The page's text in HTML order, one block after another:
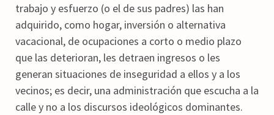
trabajo y esfuerzo (o el de sus padres) las han
adquirido, como hogar, inversión o alternativa
vacacional, de ocupaciones a corto o medio plazo
que las deterioran, les detraen ingresos o les
generan situaciones de inseguridad a ellos y a los
vecinos; es decir, una administración que escucha a la
calle y no a los discursos ideológicos dominantes.